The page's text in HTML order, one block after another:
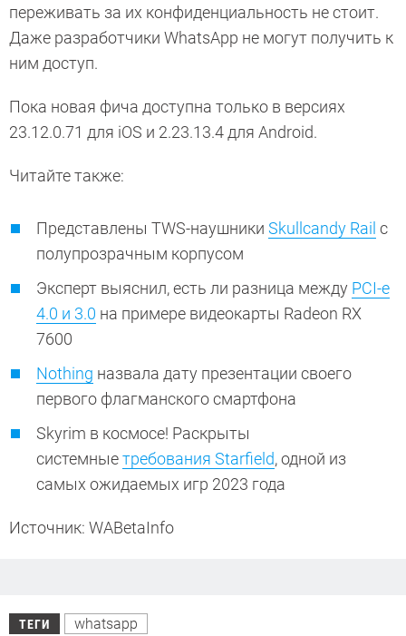
переживать за их конфиденциальность не стоит.
Даже разработчики WhatsApp не могут получить к
ним доступ.
Пока новая фича доступна только в версиях
23.12.0.71 для iOS и 2.23.13.4 для Android.
Читайте также:
Представлены TWS-наушники Skullcandy Rail с
полупрозрачным корпусом
Эксперт выяснил, есть ли разница между PCI-e
4.0 и 3.0 на примере видеокарты Radeon RX
7600
Nothing назвала дату презентации своего
первого флагманского смартфона
Skyrim в космосе! Раскрыты
системныетребования Starfield, одной из
самых ожидаемых игр 2023 года
Источник: WABetaInfo
ТЕГИ whatsapp